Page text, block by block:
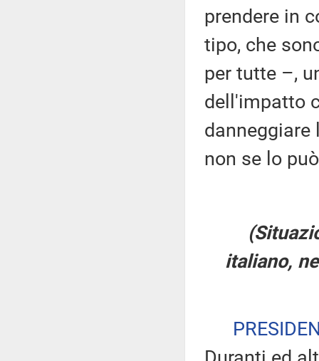
prendere in
tipo, che
per tutte –,
dell'impatto
non se lo
italiano,